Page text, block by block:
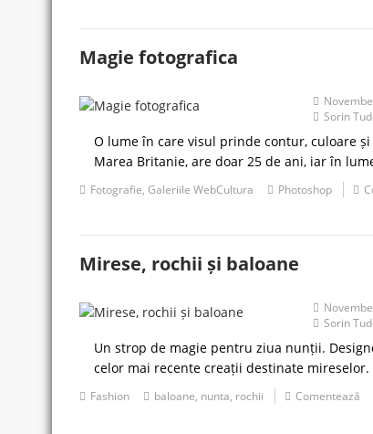
Magie fotografica
Sorin
O lume în care visul prinde contur, culoare
Marea Britanie, are doar 25 de ani, iar în
Fotografie, Galeriile WebCultura Photoshop
Mirese, rochii și baloane
Sorin
Un strop de magie pentru ziua nunții.
celor mai recente creații destinate
Fashion baloane, nunta, rochii Comentează